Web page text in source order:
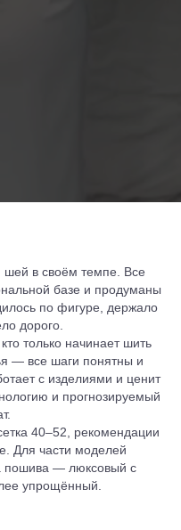
шей в своём темпе. Все
базе и продуманы
по фигуре, держало
дорого.
только начинает шить
— все шаги понятны и
с изделиями и ценит
и прогнозируемый
40–52, рекомендации
Для части моделей
пошива — люксовый с
упрощённый.